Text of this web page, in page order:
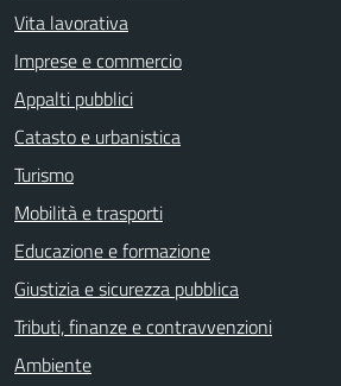
Vita lavorativa
Imprese e commercio
Appalti pubblici
Catasto e urbanistica
Turismo
Mobilità e trasporti
Educazione e formazione
Giustizia e sicurezza pubblica
Tributi, finanze e contravvenzioni
Ambiente